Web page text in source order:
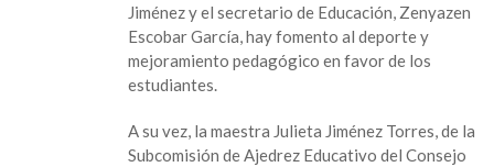
Jiménez y el secretario de Educación, Zenyazen
Escobar García, hay fomento al deporte y
mejoramiento pedagógico en favor de los
estudiantes.
A su vez, la maestra Julieta Jiménez Torres, de la
Subcomisión de Ajedrez Educativo del Consejo